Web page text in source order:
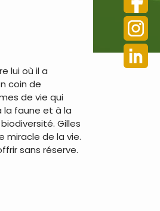
lui où il a
coin de
de vie qui
la faune et à la
Gilles
miracle de la vie.
sans réserve.